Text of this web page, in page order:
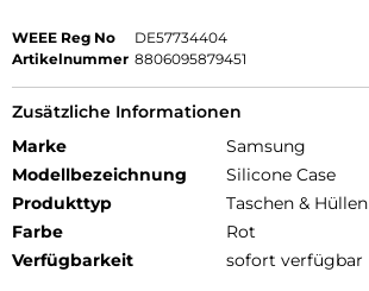
WEEE Reg No
DE57734404
Artikelnummer 8806095879451
Zusätzliche Informationen
Marke
Samsung
Modellbezeichnung
Silicone Case
Produkttyp
Taschen & Hüllen
Farbe
Rot
Verfügbarkeit
sofort verfügbar